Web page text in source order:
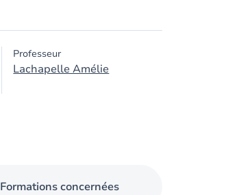
Professeur
Lachapelle Amélie
Formations concernées